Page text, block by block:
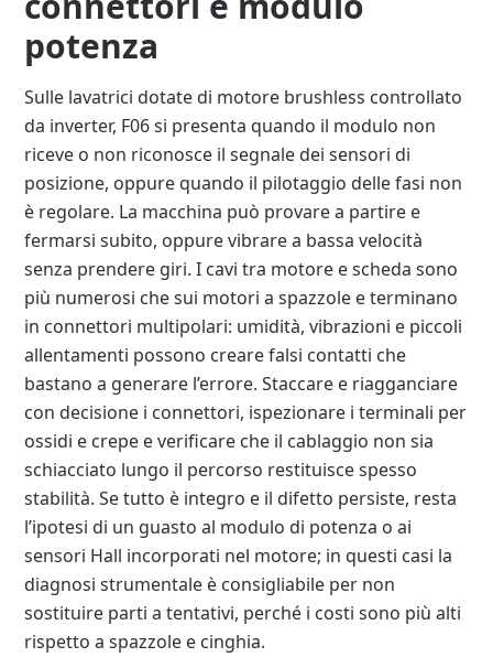
potenza
Sulle lavatrici dotate di motore brushless controllato
da inverter, F06 si presenta quando il modulo non
riceve o non riconosce il segnale dei sensori di
posizione, oppure quando il pilotaggio delle fasi non
è regolare. La macchina può provare a partire e
fermarsi subito, oppure vibrare a bassa velocità
senza prendere giri. I cavi tra motore e scheda sono
più numerosi che sui motori a spazzole e terminano
in connettori multipolari: umidità, vibrazioni e piccoli
allentamenti possono creare falsi contatti che
bastano a generare l’errore. Staccare e riagganciare
con decisione i connettori, ispezionare i terminali per
ossidi e crepe e verificare che il cablaggio non sia
schiacciato lungo il percorso restituisce spesso
stabilità. Se tutto è integro e il difetto persiste, resta
l’ipotesi di un guasto al modulo di potenza o ai
sensori Hall incorporati nel motore; in questi casi la
diagnosi strumentale è consigliabile per non
sostituire parti a tentativi, perché i costi sono più alti
rispetto a spazzole e cinghia.